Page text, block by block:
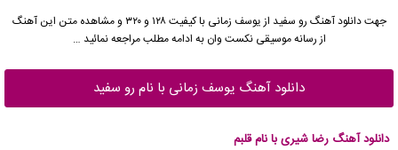
جهت دانلود آهنگ رو سفید از یوسف زمانی
با کیفیت ۱۲۸ و ۳۲۰ و مشاهده متن این آهنگ
از رسانه موسیقی نکست وان به ادامه مطلب مراجعه نمائید …
دانلود آهنگ یوسف زمانی با نام رو سفید
دانلود آهنگ رضا شیری با نام قلبم